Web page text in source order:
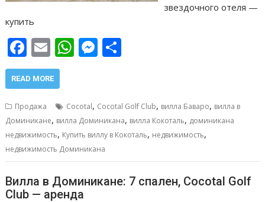
звездочного отеля —
купить
F
ac
e
b
o
o
k
E
m
ai
W
h
s
A
p
p
M
e
e
n
g
er
р
а
в
и
т
READ MORE
Продажа Cocotal, Cocotal Golf Club, вилла Баваро, вилла в
Доминикане, вилла Доминикана, вилла Кокоталь, доминикана
недвижимость, Купить виллу в Кокоталь, недвижимость,
недвижимость Доминикана
Вилла в Доминикане: 7 спален, Cocotal Golf
Club — аренда